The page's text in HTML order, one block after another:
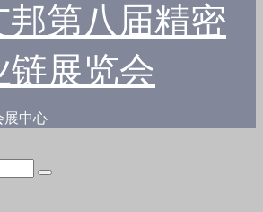
邦第八届精密
链展览会
展中心